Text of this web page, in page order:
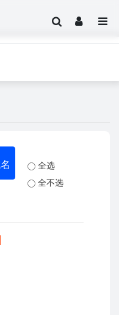
全选
全不选